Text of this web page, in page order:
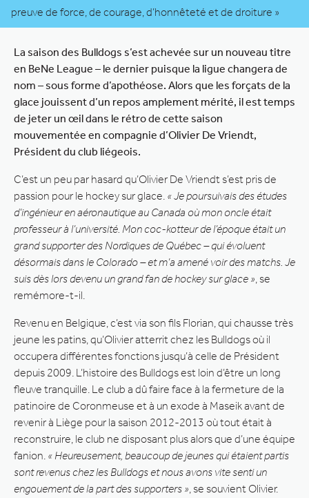
preuve de force, de courage, d’honnêteté et de droiture »
La saison des Bulldogs s’est achevée sur un nouveau titre
en BeNe League – le dernier puisque la ligue changera de
nom – sous forme d’apothéose. Alors que les forçats de la
glace jouissent d’un repos amplement mérité, il est temps
de jeter un œil dans le rétro de cette saison
mouvementée en compagnie d’Olivier De Vriendt,
Président du club liégeois.
C’est un peu par hasard qu’Olivier De Vriendt s’est pris de
passion pour le hockey sur glace. « Je poursuivais des études
d’ingénieur en aéronautique au Canada où mon oncle était
professeur à l’université. Mon coc-kotteur de l’époque était un
grand supporter des Nordiques de Québec – qui évoluent
désormais dans le Colorado – et m’a amené voir des matchs. Je
suis dès lors devenu un grand fan de hockey sur glace » , se
remémore-t-il.
Revenu en Belgique, c’est via son fils Florian, qui chausse très
jeune les patins, qu’Olivier atterrit chez les Bulldogs où il
occupera différentes fonctions jusqu’à celle de Président
depuis 2009. L’histoire des Bulldogs est loin d’être un long
fleuve tranquille. Le club a dû faire face à la fermeture de la
patinoire de Coronmeuse et à un exode à Maseik avant de
revenir à Liège pour la saison 2012-2013 où tout était à
reconstruire, le club ne disposant plus alors que d’une équipe
fanion. « Heureusement, beaucoup de jeunes qui étaient partis
sont revenus chez les Bulldogs et nous avons vite senti un
engouement de la part des supporters » , se souvient Olivier.